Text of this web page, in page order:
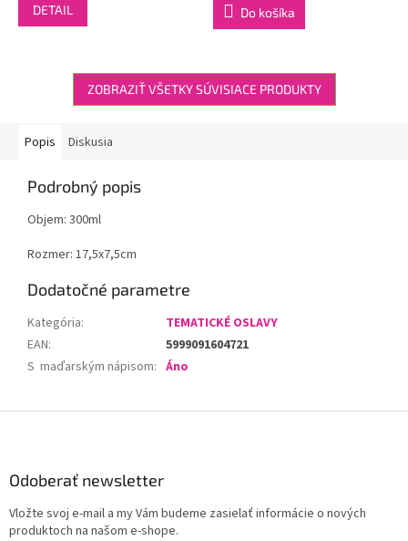
DETAIL Do košíka
ZOBRAZIŤ VŠETKY SÚVISIACE PRODUKTY
Popis Diskusia
Podrobný popis
Objem: 300ml
Rozmer: 17,5x7,5cm
Dodatočné parametre
Kategória:
TEMATICKÉ OSLAVY
EAN:
5999091604721
S maďarským nápisom: Áno
Odoberať newsletter
Vložte svoj e-mail a my Vám budeme zasielať informácie o nových
produktoch na našom e-shope.